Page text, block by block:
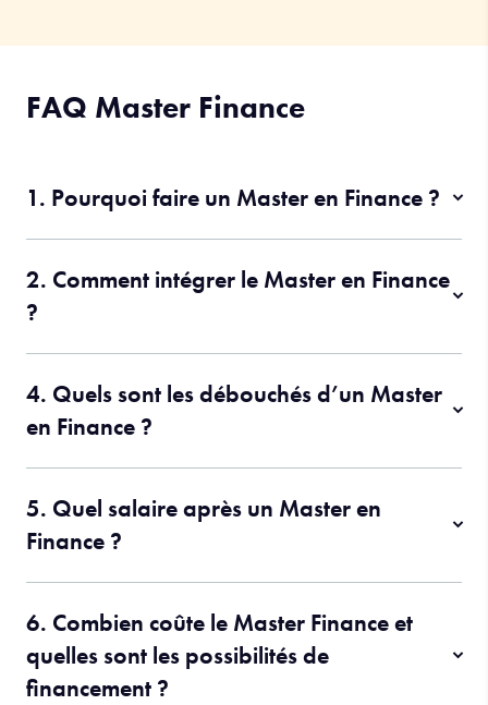
FAQ Master Finance
1. Pourquoi faire un Master en Finance ?
2. Comment intégrer le Master en Finance
?
4. Quels sont les débouchés d’un Master
en Finance ?
5. Quel salaire après un Master en
Finance ?
6. Combien coûte le Master Finance et
quelles sont les possibilités de
financement ?